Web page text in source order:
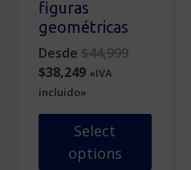
página
de
producto
figuras
geométricas
Desde $44,999Original
$44,999.
$38,249Current
price
is:
$38,249.
«IVA
incluido»
Select
options